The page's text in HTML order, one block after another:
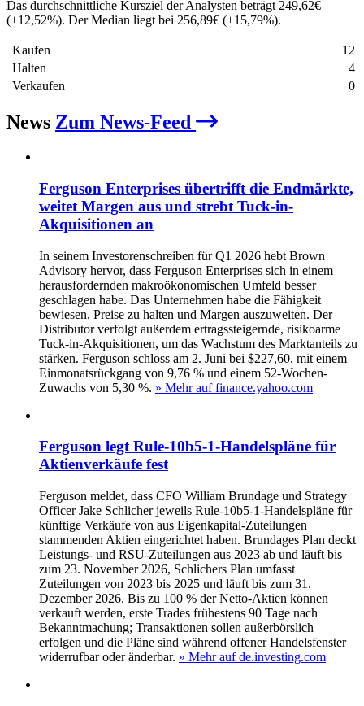
Das durchschnittliche Kursziel der Analysten beträgt 249,62€
(+12,52%). Der Median liegt bei 256,89€ (+15,79%).
Kaufen
12
Halten
4
Verkaufen
0
News Zum News-Feed
Ferguson Enterprises übertrifft die Endmärkte,
weitet Margen aus und strebt Tuck-in-
Akquisitionen an
In seinem Investorenschreiben für Q1 2026 hebt Brown
Advisory hervor, dass Ferguson Enterprises sich in einem
herausfordernden makroökonomischen Umfeld besser
geschlagen habe. Das Unternehmen habe die Fähigkeit
bewiesen, Preise zu halten und Margen auszuweiten. Der
Distributor verfolgt außerdem ertragssteigernde, risikoarme
Tuck-in-Akquisitionen, um das Wachstum des Marktanteils zu
stärken. Ferguson schloss am 2. Juni bei $227,60, mit einem
Einmonatsrückgang von 9,76 % und einem 52-Wochen-
Zuwachs von 5,30 %. » Mehr auf finance.yahoo.com
Ferguson legt Rule-10b5-1-Handelspläne für
Aktienverkäufe fest
Ferguson meldet, dass CFO William Brundage und Strategy
Officer Jake Schlicher jeweils Rule-10b5-1-Handelspläne für
künftige Verkäufe von aus Eigenkapital-Zuteilungen
stammenden Aktien eingerichtet haben. Brundages Plan deckt
Leistungs- und RSU-Zuteilungen aus 2023 ab und läuft bis
zum 23. November 2026, Schlichers Plan umfasst
Zuteilungen von 2023 bis 2025 und läuft bis zum 31.
Dezember 2026. Bis zu 100 % der Netto-Aktien können
verkauft werden, erste Trades frühestens 90 Tage nach
Bekanntmachung; Transaktionen sollen außerbörslich
erfolgen und die Pläne sind während offener Handelsfenster
widerrufbar oder änderbar. » Mehr auf de.investing.com